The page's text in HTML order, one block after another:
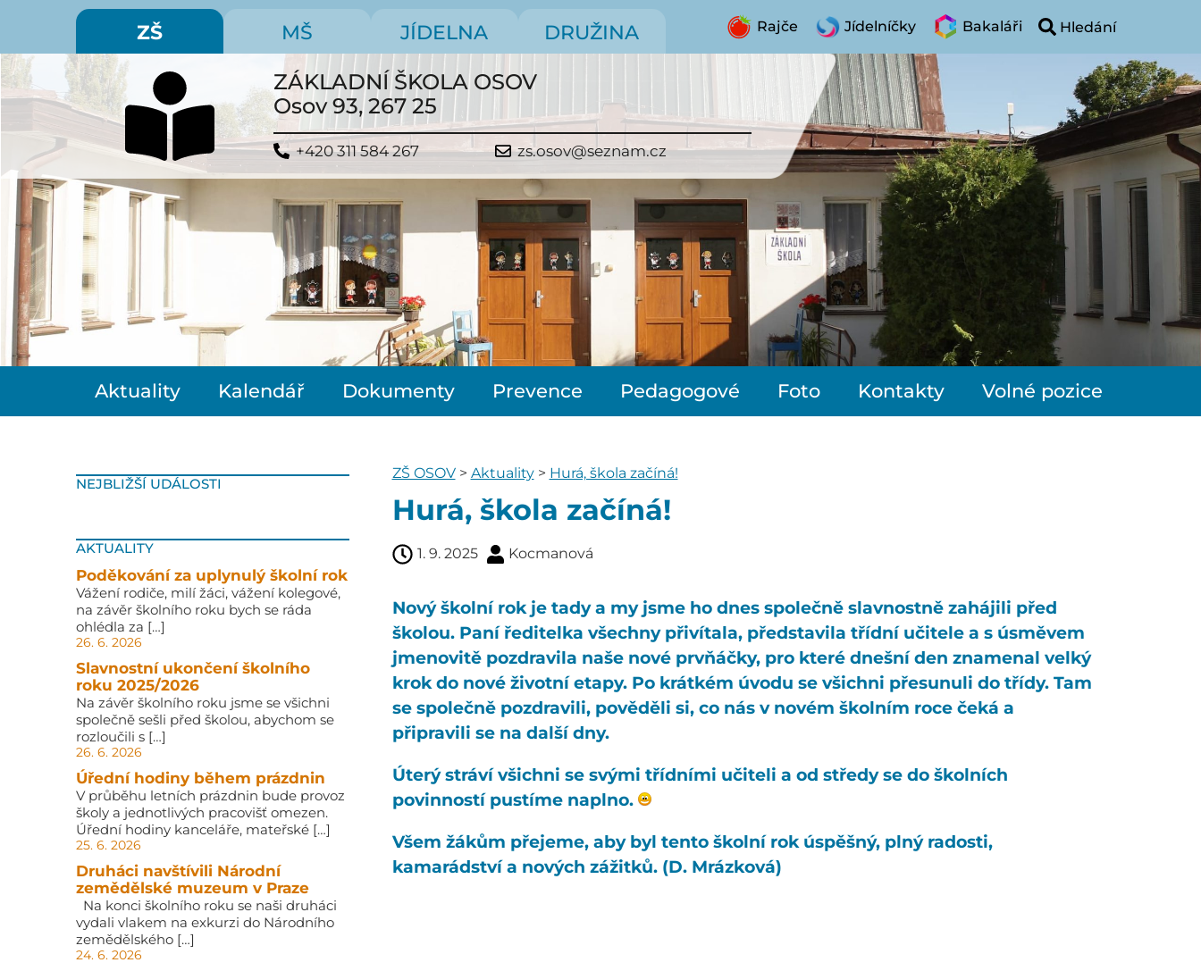
ZŠ MŠ JÍDELNA DRUŽINA Rajče Jídelníčky Bakaláři
ZÁKLADNÍ ŠKOLA OSOV
Osov 93, 267 25
+420 311 584 267 zs.osov@seznam.cz
Aktuality Kalendář Dokumenty Prevence Pedagogové Foto Kontakty Volné pozice
NEJBLIŽŠÍ UDÁLOSTI
AKTUALITY
Poděkování za uplynulý školní rok
Vážení rodiče, milí žáci, vážení kolegové,
na závěr školního roku bych se ráda
ohlédla za […]
26. 6. 2026
Slavnostní ukončení školního
roku 2025/2026
Na závěr školního roku jsme se všichni
společně sešli před školou, abychom se
rozloučili s […]
26. 6. 2026
Úřední hodiny během prázdnin
V průběhu letních prázdnin bude provoz
školy a jednotlivých pracovišť omezen.
Úřední hodiny kanceláře, mateřské […]
25. 6. 2026
Druháci navštívili Národní
zemědělské muzeum v Praze
Na konci školního roku se naši druháci
vydali vlakem na exkurzi do Národního
zemědělského […]
24. 6. 2026
ZŠ OSOV> Aktuality> Hurá, škola začíná!
Hurá, škola začíná!
1. 9. 2025 Kocmanová
Nový školní rok je tady a my jsme ho dnes společně slavnostně zahájili před
školou. Paní ředitelka všechny přivítala, představila třídní učitele a s úsměvem
jmenovitě pozdravila naše nové prvňáčky, pro které dnešní den znamenal velký
krok do nové životní etapy. Po krátkém úvodu se všichni přesunuli do třídy. Tam
se společně pozdravili, pověděli si, co nás v novém školním roce čeká a
připravili se na další dny.
Úterý stráví všichni se svými třídními učiteli a od středy se do školních
povinností pustíme naplno.
Všem žákům přejeme, aby byl tento školní rok úspěšný, plný radosti,
kamarádství a nových zážitků. (D. Mrázková)